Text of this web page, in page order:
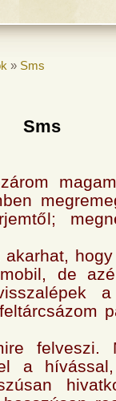
» Sms
Sms
de
felveszi.
a